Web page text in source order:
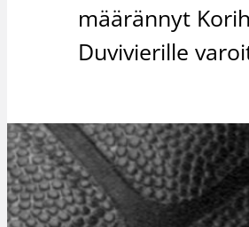
määrännyt
Duvivierille